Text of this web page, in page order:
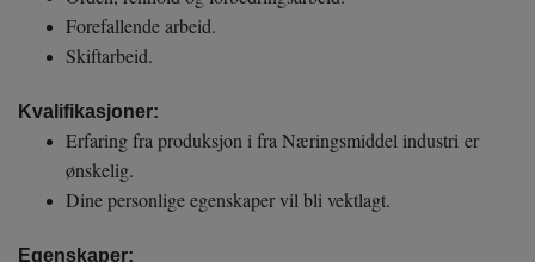
Forefallende arbeid.
Skiftarbeid.
Kvalifikasjoner:
Erfaring fra produksjon i fra Næringsmiddel industri er
ønskelig.
Dine personlige egenskaper vil bli vektlagt.
Egenskaper: